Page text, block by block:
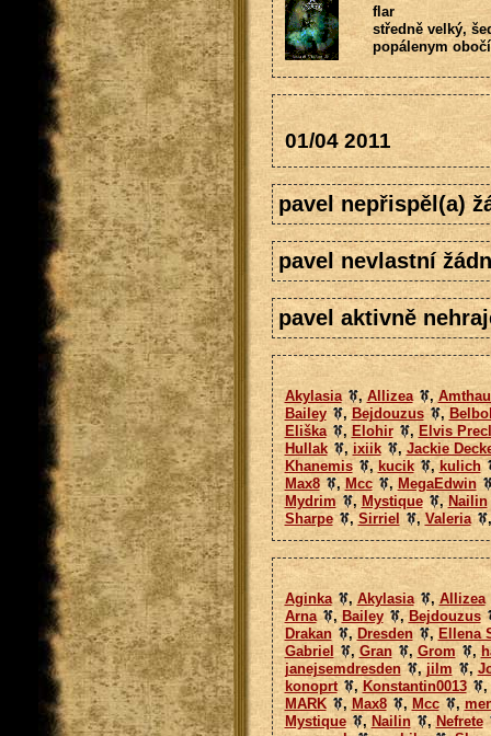
flar
středně velký,
popálenym
01/04 2011
pavel nepřispěl(a)
pavel nevlastní
pavel aktivně
Akylasia , Allizea ,
Bailey
,Bejdouzus ,
Eliška
, Elohir , Elvis
Hullak
, ixiik ,Jackie
Khanemis
,kucik , kulich
Max8
, Mcc , MegaEdwin
Mydrim
, Mystique , Nailin
Sharpe
,Sirriel , Valeria
Aginka , Akylasia , Allizea
Arna
,Bailey , Bejdouzus
Drakan
, Dresden , Ellena
Gabriel
, Gran , Grom ,
janejsemdresden
,jilm ,
konoprt
, Konstantin0013
,
MARK
, Max8 , Mcc ,
Mystique
, Nailin ,Nefrete